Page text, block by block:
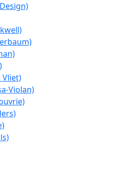
Vliet)
Violan)